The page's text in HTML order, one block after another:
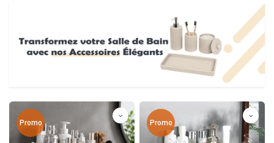
Promo Promo